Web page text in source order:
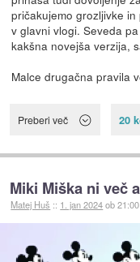
pričakujemo grozljivke
v glavni vlogi. Seveda
kakšna novejša verzija,
Malce drugačna pravila
Preberi več 20
Miki Miška ni več
Matej Huš :: 1. jan 2024ob 21:00